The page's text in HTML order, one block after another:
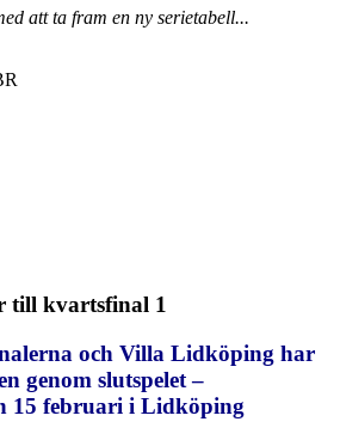
att ta fram en ny serietabell...
till kvartsfinal 1
och Villa Lidköping har
genom slutspelet –
15 februari i Lidköping